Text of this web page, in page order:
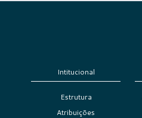
Intitucional
Estrutura
Atribuições